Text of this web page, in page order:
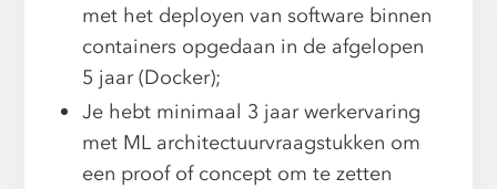
met het deployen van software binnen
containers opgedaan in de afgelopen
5 jaar (Docker);
Je hebt minimaal 3 jaar werkervaring
met ML architectuurvraagstukken om
een proof of concept om te zetten